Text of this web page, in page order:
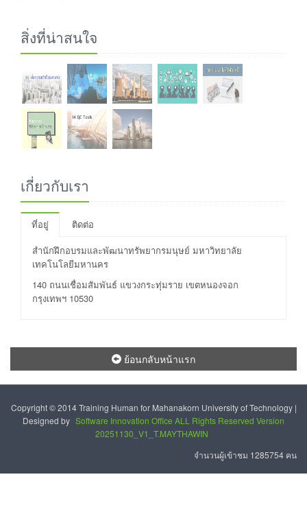
สิ่งที่น่าสนใจ
เกี่ยวกับเรา
ที่อยู่
ติดต่อ
สำนักฝึกอบรมและพัฒนาทรัพยากรมนุษย์ มหาวิทยาลัย
เทคโนโลยีมหานคร
140 ถนนเชื่อมสัมพันธ์ แขวงกระทุ่มราย เขตหนองจอก
กรุงเทพฯ 10530
ย้อนกลับหน้าแรก
Copyright © 2014 Training Human for Mahanakorn University of Technology |
Designed by Software Innovation Office ALL Rights Reserved Version
20251130_V1_T.MAYTHAWIN
จำนวนผู้เข้าชม 1285754 คน